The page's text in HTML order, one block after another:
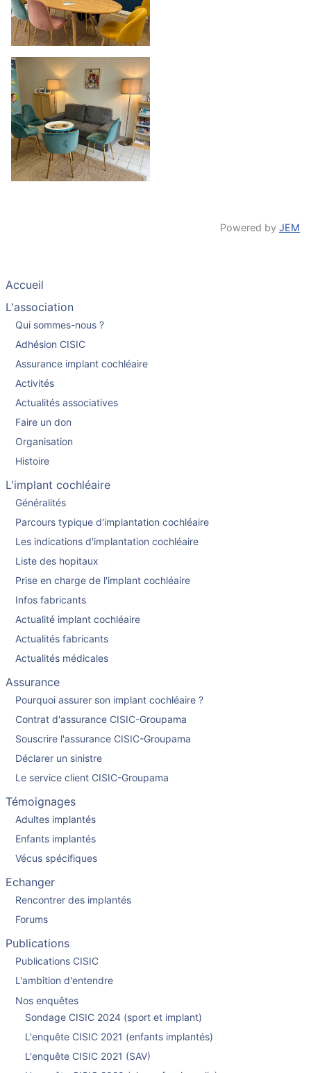
Powered by JEM
Accueil
L'association
Qui sommes-nous ?
Adhésion CISIC
Assurance implant cochléaire
Activités
Actualités associatives
Faire un don
Organisation
Histoire
L'implant cochléaire
Généralités
Parcours typique d'implantation cochléaire
Les indications d'implantation cochléaire
Liste des hopitaux
Prise en charge de l'implant cochléaire
Infos fabricants
Actualité implant cochléaire
Actualités fabricants
Actualités médicales
Assurance
Pourquoi assurer son implant cochléaire ?
Contrat d'assurance CISIC-Groupama
Souscrire l'assurance CISIC-Groupama
Déclarer un sinistre
Le service client CISIC-Groupama
Témoignages
Adultes implantés
Enfants implantés
Vécus spécifiques
Echanger
Rencontrer des implantés
Forums
Publications
Publications CISIC
L'ambition d'entendre
Nos enquêtes
Sondage CISIC 2024 (sport et implant)
L'enquête CISIC 2021 (enfants implantés)
L'enquête CISIC 2021 (SAV)